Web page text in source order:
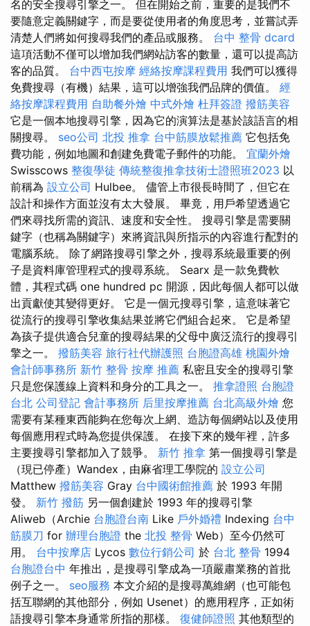
名的安全搜尋引擎之一。 但在開始之前，重要的是我們不
要隨意定義關鍵字，而是要從使用者的角度思考，並嘗試弄
清楚人們將如何搜尋我們的產品或服務。 台中 整骨 dcard
這項活動不僅可以增加我們網站訪客的數量，還可以提高訪
客的品質。 台中西屯按摩 經絡按摩課程費用 我們可以獲得
免費搜尋（有機）結果，這可以增強我們品牌的價值。 經
絡按摩課程費用 自助餐外燴 中式外燴 杜拜簽證 撥筋美容
它是一個本地搜尋引擎，因為它的演算法是基於該語言的相
關搜尋。 seo公司 北投 推拿 台中筋膜放鬆推薦 它包括免
費功能，例如地圖和創建免費電子郵件的功能。 宜蘭外燴
Swisscows 整復學徒 傳統整復推拿技術士證照班2023 以
前稱為 設立公司 Hulbee。 儘管上市很長時間了，但它在
設計和操作方面並沒有太大發展。 畢竟，用戶希望透過它
們來尋找所需的資訊、速度和安全性。 搜尋引擎是需要關
鍵字（也稱為關鍵字）來將資訊與所指示的內容進行配對的
電腦系統。 除了網路搜尋引擎之外，搜尋系統最重要的例
子是資料庫管理程式的搜尋系統。 Searx 是一款免費軟
體，其程式碼 one hundred pc 開源，因此每個人都可以做
出貢獻使其變得更好。 它是一個元搜尋引擎，這意味著它
從流行的搜尋引擎收集結果並將它們組合起來。 它是希望
為孩子提供適合兒童的搜尋結果的父母中廣泛流行的搜尋引
擎之一。 撥筋美容 旅行社代辦護照 台胞證高雄 桃園外燴
會計師事務所 新竹 整骨 按摩 推薦 私密且安全的搜尋引擎
只是您保護線上資料和身分的工具之一。 推拿證照 台胞證
台北 公司登記 會計事務所 后里按摩推薦 台北高級外燴 您
需要有某種東西能夠在您每次上網、造訪每個網站以及使用
每個應用程式時為您提供保護。 在接下來的幾年裡，許多
主要搜尋引擎都加入了競爭。 新竹 推拿 第一個搜尋引擎是
（現已停產）Wandex，由麻省理工學院的 設立公司
Matthew 撥筋美容 Gray 台中國術館推薦 於 1993 年開
發。 新竹 撥筋 另一個創建於 1993 年的搜尋引擎
Aliweb（Archie 台胞證台南 Like 戶外婚禮 Indexing 台中
筋膜刀 for 辦理台胞證 the 北投 整骨 Web）至今仍然可
用。 台中按摩店 Lycos 數位行銷公司 於 台北 整骨 1994
台胞證台中 年推出，是搜尋引擎成為一項嚴肅業務的首批
例子之一。 seo服務 本文介紹的是搜尋萬維網（也可能包
括互聯網的其他部分，例如 Usenet）的應用程序，正如術
語搜尋引擎本身通常所指的那樣。 復健師證照 其他類型的